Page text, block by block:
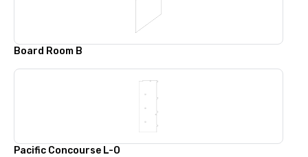
Board Room B
Pacific Concourse L-O